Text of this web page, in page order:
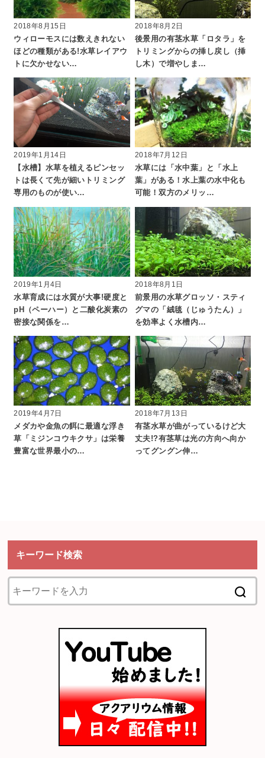
2018年8月15日
ウィローモスには数えきれない
ほどの種類がある!水草レイアウ
トに欠かせない…
2018年8月2日
後景用の有茎水草「ロタラ」を
トリミングからの挿し戻し（挿
し木）で増やしま…
2019年1月14日
【水槽】水草を植えるピンセッ
トは長くて先が細いトリミング
専用のものが使い…
2018年7月12日
水草には「水中葉」と「水上
葉」がある！水上葉の水中化も
可能！双方のメリッ…
2019年1月4日
水草育成には水質が大事!硬度と
pH（ペーハー）と二酸化炭素の
密接な関係を…
2018年8月1日
前景用の水草グロッソ・スティ
グマの「絨毯（じゅうたん）」
を効率よく水槽内…
2019年4月7日
メダカや金魚の餌に最適な浮き
草「ミジンコウキクサ」は栄養
豊富な世界最小の…
2018年7月13日
有茎水草が曲がっているけど大
丈夫!?有茎草は光の方向へ向か
ってグングン伸…
キーワード検索